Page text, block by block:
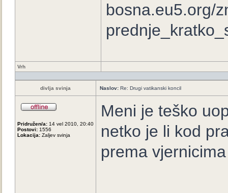
bosna.eu5.org/
Vrh
divlja svinja Naslov: Re: Drugi vatikanski koncil
Pridružen/a: 14 vel 2010, 20:40
Postovi: 1556
Lokacija: Zaljev svinja
Meni je teško
netko je li kod
prema